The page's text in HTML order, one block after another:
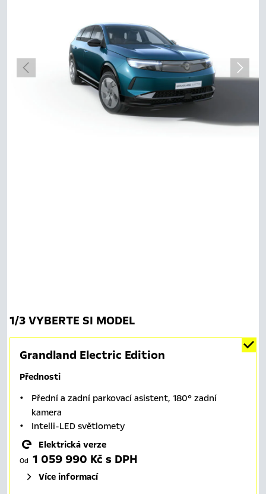
1/3 VYBERTE SI MODEL
Grandland Electric Edition
Přednosti
Přední a zadní parkovací asistent, 180° zadní
kamera
Intelli-LED světlomety
Elektrická verze
Od 1 059 990 Kč s DPH
Více informací